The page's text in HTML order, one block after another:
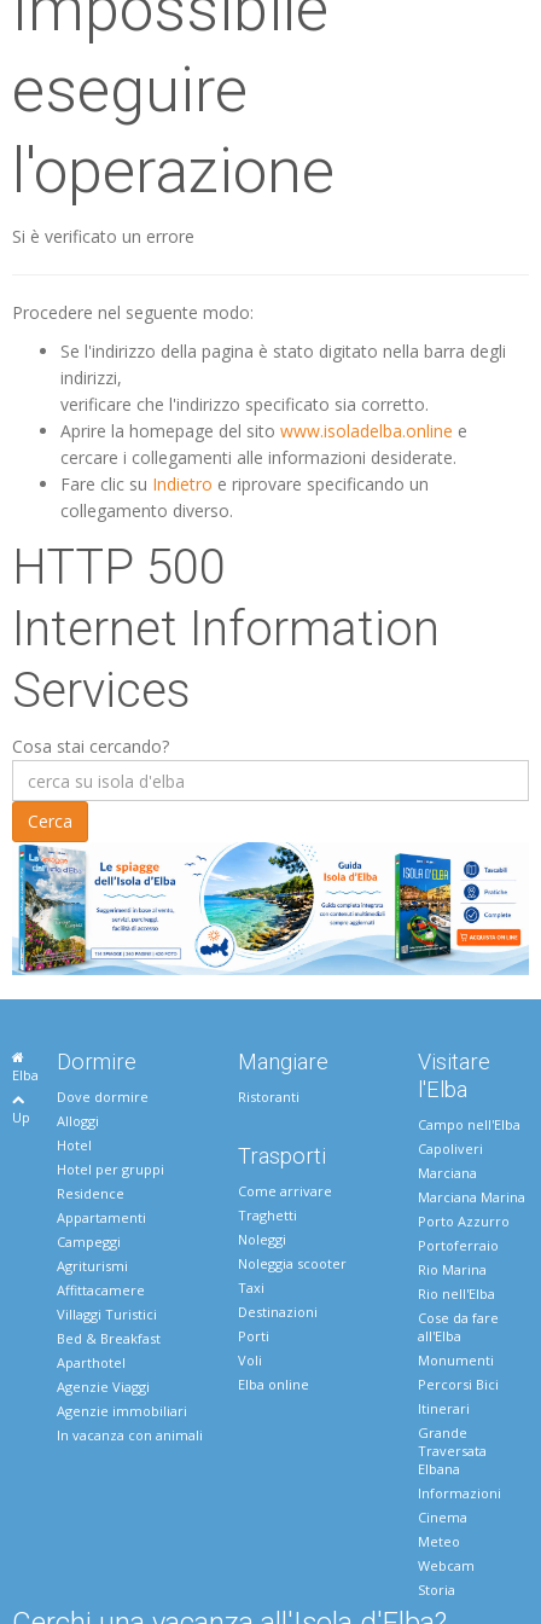
eseguire
l'operazione
Si è verificato un errore
Procedere nel seguente modo:
Se l'indirizzo della pagina è stato digitato nella barra degli
indirizzi,
verificare che l'indirizzo specificato sia corretto.
Aprire la homepage del sito www.isoladelba.online e
cercare i collegamenti alle informazioni desiderate.
Fare clic su Indietro e riprovare specificando un
collegamento diverso.
HTTP 500
Internet Information
Services
Cosa stai cercando?
Elba
Up
Dormire
Dove dormire
Alloggi
Hotel
Hotel per gruppi
Residence
Appartamenti
Campeggi
Agriturismi
Affittacamere
Villaggi Turistici
Bed & Breakfast
Aparthotel
Agenzie Viaggi
Agenzie immobiliari
In vacanza con animali
Mangiare
Ristoranti
Trasporti
Come arrivare
Traghetti
Noleggi
Noleggia scooter
Taxi
Destinazioni
Porti
Voli
Elba online
Visitare
l'Elba
Campo nell'Elba
Capoliveri
Marciana
Marciana Marina
Porto Azzurro
Portoferraio
Rio Marina
Rio nell'Elba
Cose da fare
all'Elba
Monumenti
Percorsi Bici
Itinerari
Grande
Traversata
Elbana
Informazioni
Cinema
Meteo
Webcam
Storia